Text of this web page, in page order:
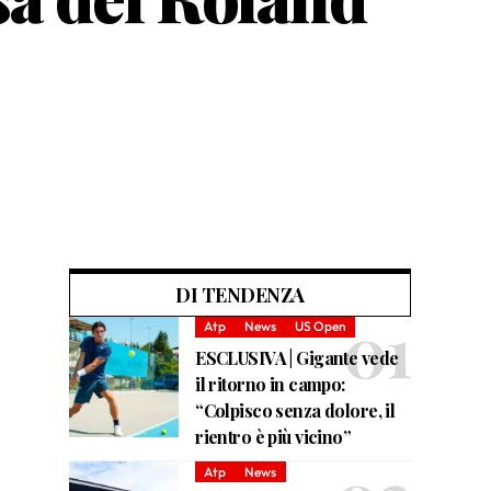
DI TENDENZA
Atp News US Open
ESCLUSIVA | Gigante vede
il ritorno in campo:
“Colpisco senza dolore, il
rientro è più vicino”
Atp News